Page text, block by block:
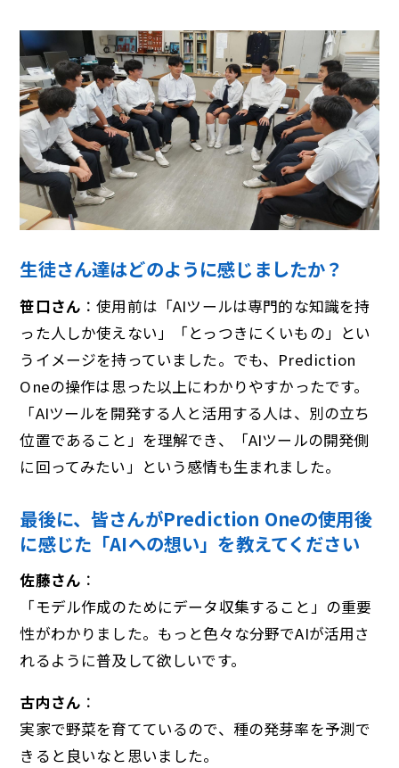
生徒さん達はどのように感じましたか？
笹口さん ：使用前は「AIツールは専門的な知識を持
った人しか使えない」「とっつきにくいもの」とい
うイメージを持っていました。でも、Prediction
Oneの操作は思った以上にわかりやすかったです。
「AIツールを開発する人と活用する人は、別の立ち
位置であること」を理解でき、「AIツールの開発側
に回ってみたい」という感情も生まれました。
最後に、皆さんがPrediction Oneの使用後
に感じた「AIへの想い」を教えてください
佐藤さん ：
「モデル作成のためにデータ収集すること」の重要
性がわかりました。もっと色々な分野でAIが活用さ
れるように普及して欲しいです。
古内さん ：
実家で野菜を育てているので、種の発芽率を予測で
きると良いなと思いました。